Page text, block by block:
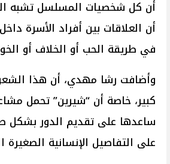
أن كل شخصيات المسلسل تشبه
أن العلاقات بين أفراد الأسرة
في طريقة الحب أو الخلاف أو
وأضافت رشا مهدي، أن هذا
كبير، خاصة أن “شيرين” تحمل
ساعدها على تقديم الدور بشكل
على التفاصيل الإنسانية